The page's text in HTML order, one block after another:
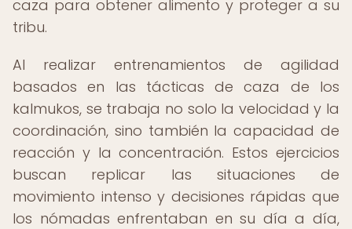
caza para obtener alimento y proteger a su
tribu.
Al realizar entrenamientos de agilidad
basados en las tácticas de caza de los
kalmukos, se trabaja no solo la velocidad y la
coordinación, sino también la capacidad de
reacción y la concentración. Estos ejercicios
buscan replicar las situaciones de
movimiento intenso y decisiones rápidas que
los nómadas enfrentaban en su día a día,